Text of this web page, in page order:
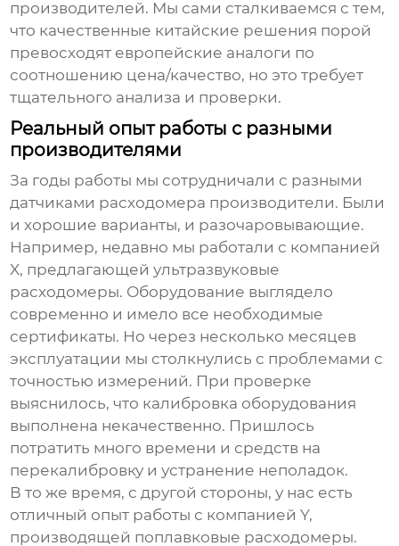
производителей. Мы сами сталкиваемся с тем,
что качественные китайские решения порой
превосходят европейские аналоги по
соотношению цена/качество, но это требует
тщательного анализа и проверки.
Реальный опыт работы с разными
производителями
За годы работы мы сотрудничали с разными
датчиками расходомера производители. Были
и хорошие варианты, и разочаровывающие.
Например, недавно мы работали с компанией
X, предлагающей ультразвуковые
расходомеры. Оборудование выглядело
современно и имело все необходимые
сертификаты. Но через несколько месяцев
эксплуатации мы столкнулись с проблемами с
точностью измерений. При проверке
выяснилось, что калибровка оборудования
выполнена некачественно. Пришлось
потратить много времени и средств на
перекалибровку и устранение неполадок.
В то же время, с другой стороны, у нас есть
отличный опыт работы с компанией Y,
производящей поплавковые расходомеры.